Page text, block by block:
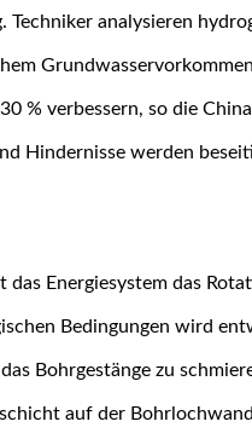
Techniker analysieren
% verbessern, so die
Hindernisse werden
Energiesystem das
Bedingungen wird
Bohrgestänge zu
auf der